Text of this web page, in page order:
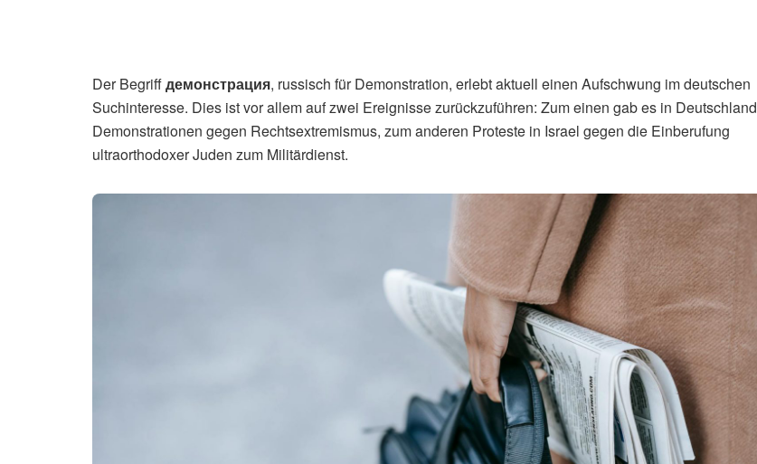
Der Begriffдемонстрация, russisch für Demonstration, erlebt aktuell einen Aufschwung im deutschen
Suchinteresse. Dies ist vor allem auf zwei Ereignisse zurückzuführen: Zum einen gab es in Deutschland
Demonstrationen gegen Rechtsextremismus, zum anderen Proteste in Israel gegen die Einberufung
ultraorthodoxer Juden zum Militärdienst.